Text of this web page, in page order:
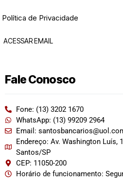
Política de Privacidade
ACESSAR EMAIL
Fale Conosco
Fone: (13) 3202 1670
WhatsApp: (13) 99209 2964
Email:
Endereço: Av. Washington Luís,
Santos/SP
CEP: 11050-200
Horário de funcionamento: